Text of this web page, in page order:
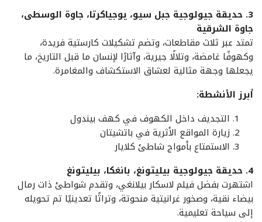
3. حديقة جيولوجية جبل سيو، يوجياكرتا، جاوة الوسطى،
جاوة الشرقية
تمتد عبر ثلاث مقاطعات، وتضم تشكيلات كارستية فريدة،
وكهوفًا غامضة، وتلالًا جيرية، وآثارًا لإنسان ما قبل التاريخ، ما
يجعلها وجهة مثالية لعشاق الاستكشاف والمغامرة.
أبرز الأنشطة:
التجديف داخل الكهوف في كهف بيندول
زيارة المواقع الأثرية في باتشيتان
الاستمتاع بأمواج شاطئ كلايار
4. حديقة جيولوجية بيليتونغ، بانغكا، بيليتونغ
اشتهرت بفضل فيلم لاسكار بيلانغي، وتقدم شواطئ ذات رمال
بيضاء نقية، وصخور غرانيتية منحوتة، وتراثًا تعدينيًا تم تحويله
إلى سياحة تعليمية.